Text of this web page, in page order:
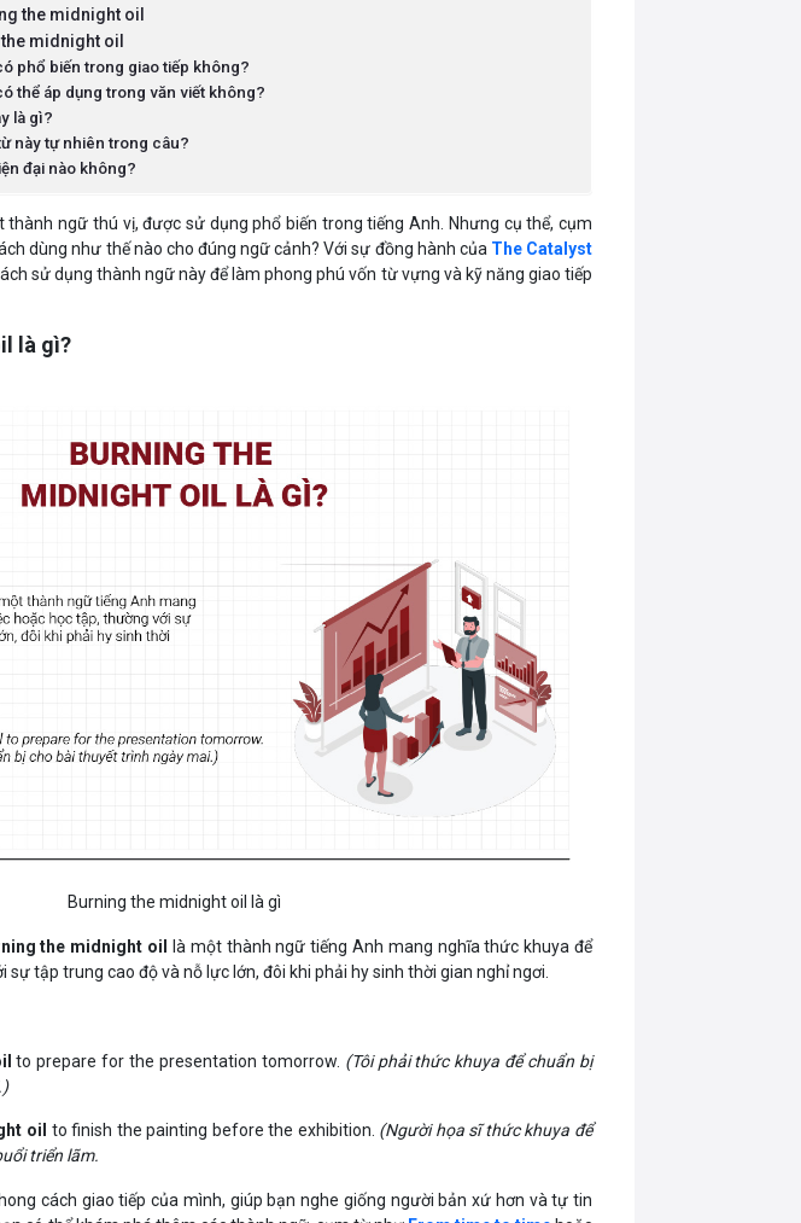
the midnight oil
midnight oil
phổ biến trong giao tiếp không?
thể áp dụng trong văn viết không?
là gì?
này tự nhiên trong câu?
đại nào không?
thành ngữ thú vị, được sử dụng phổ biến trong tiếng Anh. Nhưng cụ thể, cụm
dùng như thế nào cho đúng ngữ cảnh? Với sự đồng hành của The Catalyst
sử dụng thành ngữ này để làm phong phú vốn từ vựng và kỹ năng giao tiếp
là gì?
Burning the midnight oil là gì
the midnight oil
là một thành ngữ tiếng Anh mang nghĩa thức khuya để
sự tập trung cao độ và nỗ lực lớn, đôi khi phải hy sinh thời gian nghỉ ngơi.
to prepare for the presentation tomorrow. (Tôi phải thức khuya để chuẩn bị
oil to finish the painting before the exhibition. (Người họa sĩ thức khuya để
triển lãm.
cách giao tiếp của mình, giúp bạn nghe giống người bản xứ hơn và tự tin